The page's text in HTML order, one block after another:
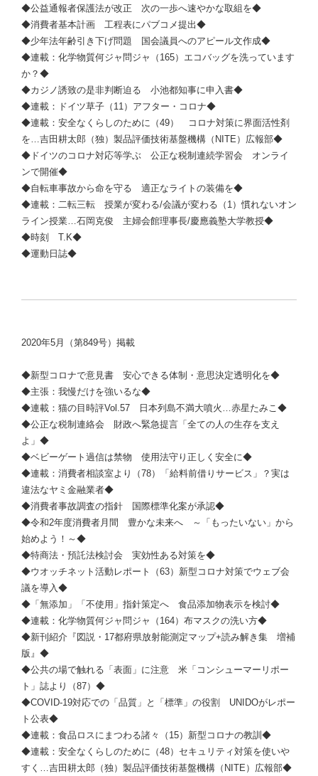
◆公益通報者保護法が改正 次の一歩へ速やかな取組を◆
◆消費者基本計画 工程表にパブコメ提出◆
◆少年法年齢引き下げ問題 国会議員へのアピール文作成◆
◆連載：化学物質何ジャ問ジャ（165）エコバッグを洗っています
か？◆
◆カジノ誘致の是非判断迫る 小池都知事に申入書◆
◆連載：ドイツ草子（11）アフター・コロナ◆
◆連載：安全なくらしのために（49） コロナ対策に界面活性剤
を…吉田耕太郎（独）製品評価技術基盤機構（NITE）広報部◆
◆ドイツのコロナ対応等学ぶ 公正な税制連続学習会 オンライ
ンで開催◆
◆自転車事故から命を守る 適正なライトの装備を◆
◆連載：二転三転 授業が変わる/会議が変わる（1）慣れないオン
ライン授業…石岡克俊 主婦会館理事長/慶應義塾大学教授◆
◆時刻 T.K◆
◆運動日誌◆
2020年5月（第849号）掲載
◆新型コロナで意見書 安心できる体制・意思決定透明化を◆
◆主張：我慢だけを強いるな◆
◆連載：猫の目時評Vol.57 日本列島不満大噴火…赤星たみこ◆
◆公正な税制連絡会 財政へ緊急提言「全ての人の生存を支え
よ」◆
◆ベビーゲート過信は禁物 使用法守り正しく安全に◆
◆連載：消費者相談室より（78）「給料前借りサービス」？実は
違法なヤミ金融業者◆
◆消費者事故調査の指針 国際標準化案が承認◆
◆令和2年度消費者月間 豊かな未来へ ～「もったいない」から
始めよう！～◆
◆特商法・預託法検討会 実効性ある対策を◆
◆ウオッチネット活動レポート（63）新型コロナ対策でウェブ会
議を導入◆
◆「無添加」「不使用」指針策定へ 食品添加物表示を検討◆
◆連載：化学物質何ジャ問ジャ（164）布マスクの洗い方◆
◆新刊紹介『図説・17都府県放射能測定マップ+読み解き集 増補
版』◆
◆公共の場で触れる「表面」に注意 米「コンシューマーリポー
ト」誌より（87）◆
◆COVID-19対応での「品質」と「標準」の役割 UNIDOがレポー
ト公表◆
◆連載：食品ロスにまつわる諸々（15）新型コロナの教訓◆
◆連載：安全なくらしのために（48）セキュリティ対策を使いや
すく…吉田耕太郎（独）製品評価技術基盤機構（NITE）広報部◆